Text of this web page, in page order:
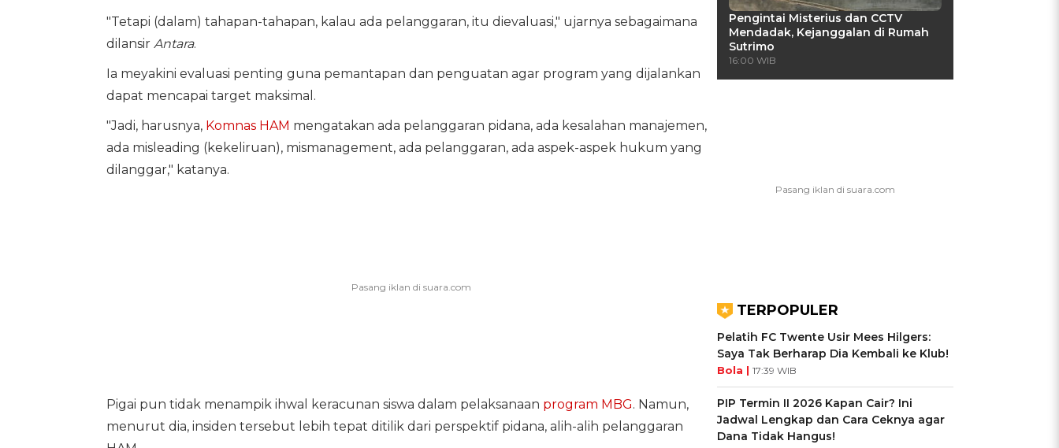
"Tetapi (dalam) tahapan-tahapan, kalau ada pelanggaran, itu dievaluasi," ujarnya sebagaimana
dilansir Antara.
Ia meyakini evaluasi penting guna pemantapan dan penguatan agar program yang dijalankan
dapat mencapai target maksimal.
"Jadi, harusnya, Komnas HAM mengatakan ada pelanggaran pidana, ada kesalahan manajemen,
ada misleading (kekeliruan), mismanagement, ada pelanggaran, ada aspek-aspek hukum yang
dilanggar," katanya.
Pigai pun tidak menampik ihwal keracunan siswa dalam pelaksanaan program MBG. Namun,
menurut dia, insiden tersebut lebih tepat ditilik dari perspektif pidana, alih-alih pelanggaran
Pengintai Misterius dan CCTV
Mendadak, Kejanggalan di Rumah
Sutrimo
16:00 WIB
TERPOPULER
Pelatih FC Twente Usir Mees Hilgers:
Saya Tak Berharap Dia Kembali ke Klub!
Bola | 17:39 WIB
PIP Termin II 2026 Kapan Cair? Ini
Jadwal Lengkap dan Cara Ceknya agar
Dana Tidak Hangus!